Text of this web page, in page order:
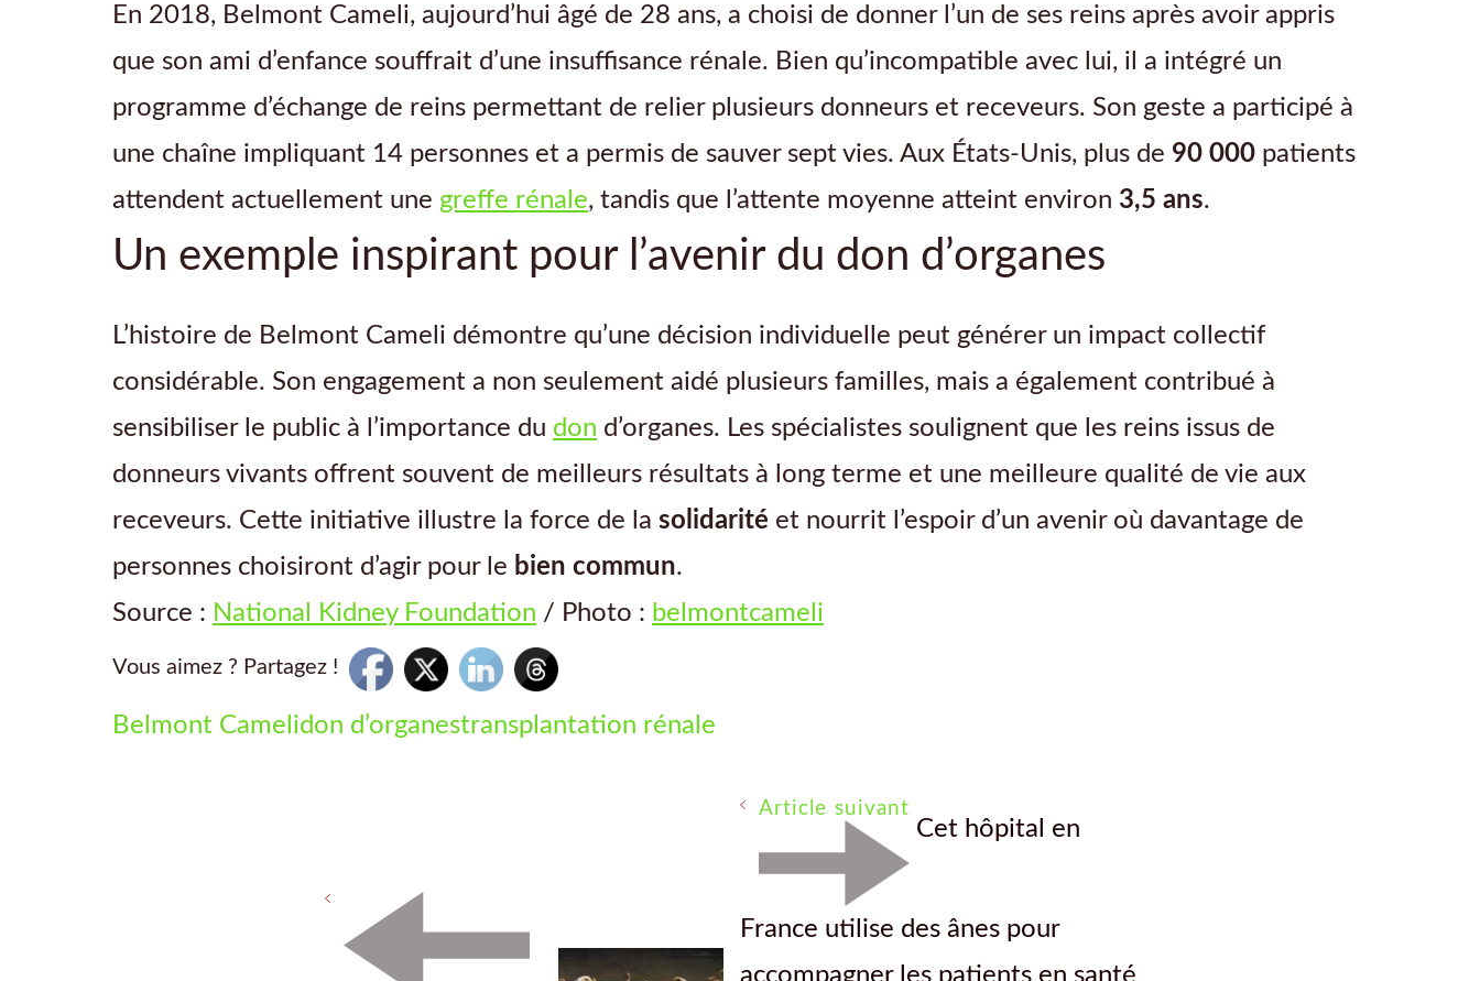
En 2018, Belmont Cameli, aujourd’hui âgé de 28 ans, a choisi de donner l’un de ses reins après avoir appris
que son ami d’enfance souffrait d’une insuffisance rénale. Bien qu’incompatible avec lui, il a intégré un
programme d’échange de reins permettant de relier plusieurs donneurs et receveurs. Son geste a participé à
une chaîne impliquant 14 personnes et a permis de sauver sept vies. Aux États-Unis, plus de 90 000 patients
attendent actuellement une greffe rénale, tandis que l’attente moyenne atteint environ 3,5 ans.
Un exemple inspirant pour l’avenir du don d’organes
L’histoire de Belmont Cameli démontre qu’une décision individuelle peut générer un impact collectif
considérable. Son engagement a non seulement aidé plusieurs familles, mais a également contribué à
sensibiliser le public à l’importance du don d’organes. Les spécialistes soulignent que les reins issus de
donneurs vivants offrent souvent de meilleurs résultats à long terme et une meilleure qualité de vie aux
receveurs. Cette initiative illustre la force de la solidarité et nourrit l’espoir d’un avenir où davantage de
personnes choisiront d’agir pour le bien commun.
Source : National Kidney Foundation / Photo : belmontcameli
Vous aimez ? Partagez !
Belmont Camelidon d’organestransplantation rénale
Article suivant
Cet hôpital en
France utilise des ânes pour